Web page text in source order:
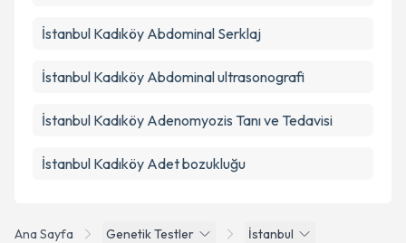
Ana Sayfa Genetik Testler
İstanbul
İstanbul Kadıköy Abdominal Serklaj
İstanbul Kadıköy Abdominal ultrasonografi
İstanbul Kadıköy Adenomyozis Tanı ve Tedavisi
İstanbul Kadıköy Adet bozukluğu